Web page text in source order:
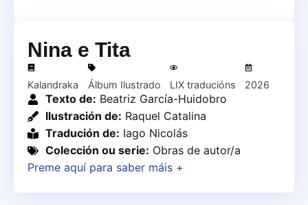
Nina e Tita
Kalandraka Álbum Ilustrado LIX traducións 2026
Texto de: Beatriz García-Huidobro
Ilustración de: Raquel Catalina
Tradución de: Iago Nicolás
Colección ou serie: Obras de autor/a
Preme aquí para saber máis +